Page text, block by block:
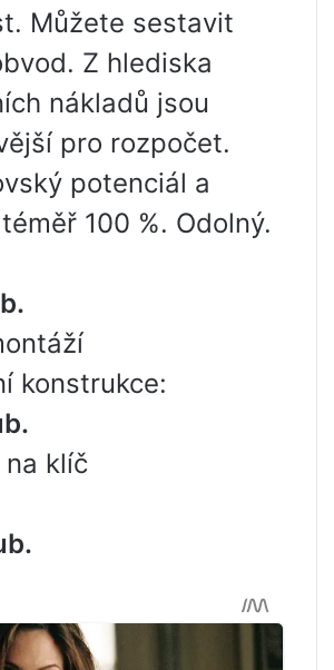
Můžete sestavit
Z hlediska
nákladů jsou
pro rozpočet.
potenciál a
100 %. Odolný.
konstrukce:
klíč